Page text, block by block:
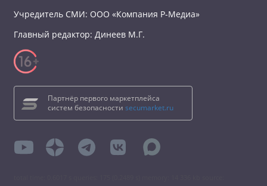
Учредитель СМИ: ООО «Компания Р-Медиа»
Главный редактор: Динеев М.Г.
Партнёр первого маркетплейса
систем безопасности secumarket.ru